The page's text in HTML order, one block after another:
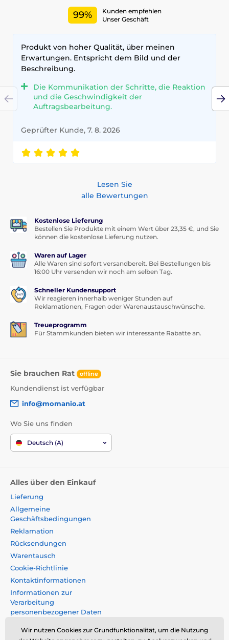
99%
Kunden empfehlen
Unser Geschäft
Produkt von hoher Qualität, über meinen
Erwartungen. Entspricht dem Bild und der
Beschreibung.
Die Kommunikation der Schritte, die Reaktion
und die Geschwindigkeit der
Auftragsbearbeitung.
Geprüfter Kunde, 7. 8. 2026
Lesen Sie
alle Bewertungen
Kostenlose Lieferung
Bestellen Sie Produkte mit einem Wert über 23,35 €, und Sie
können die kostenlose Lieferung nutzen.
Waren auf Lager
Alle Waren sind sofort versandbereit. Bei Bestellungen bis
16:00 Uhr versenden wir noch am selben Tag.
Schneller Kundensupport
Wir reagieren innerhalb weniger Stunden auf
Reklamationen, Fragen oder Warenaustauschwünsche.
Treueprogramm
Für Stammkunden bieten wir interessante Rabatte an.
Sie brauchen Rat offline
Kundendienst ist verfügbar
info@momanio.at
Wo Sie uns finden
Deutsch (A)
Alles über den Einkauf
Lieferung
Allgemeine
Geschäftsbedingungen
Reklamation
Rücksendungen
Warentausch
Cookie-Richtlinie
Kontaktinformationen
Informationen zur
Verarbeitung
personenbezogener Daten
Wir nutzen Cookies zur Grundfunktionalität, um die Nutzung